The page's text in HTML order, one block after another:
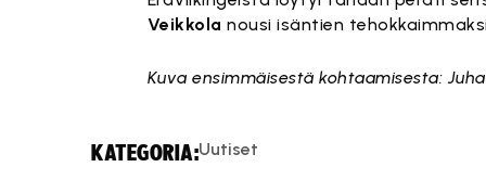
Veikkola nousi isäntien
Kuva ensimmäisestä kohtaamisesta:
KATEGORIA:Uutiset